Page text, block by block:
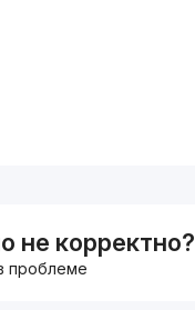
не корректно?
проблеме